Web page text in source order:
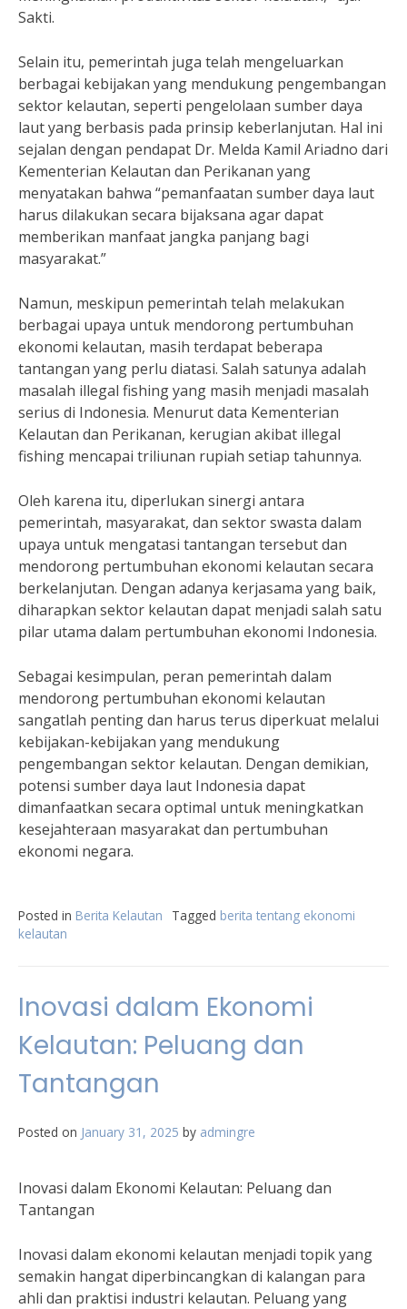
Sakti.
Selain itu, pemerintah juga telah mengeluarkan
berbagai kebijakan yang mendukung pengembangan
sektor kelautan, seperti pengelolaan sumber daya
laut yang berbasis pada prinsip keberlanjutan. Hal ini
sejalan dengan pendapat Dr. Melda Kamil Ariadno dari
Kementerian Kelautan dan Perikanan yang
menyatakan bahwa “pemanfaatan sumber daya laut
harus dilakukan secara bijaksana agar dapat
memberikan manfaat jangka panjang bagi
masyarakat.”
Namun, meskipun pemerintah telah melakukan
berbagai upaya untuk mendorong pertumbuhan
ekonomi kelautan, masih terdapat beberapa
tantangan yang perlu diatasi. Salah satunya adalah
masalah illegal fishing yang masih menjadi masalah
serius di Indonesia. Menurut data Kementerian
Kelautan dan Perikanan, kerugian akibat illegal
fishing mencapai triliunan rupiah setiap tahunnya.
Oleh karena itu, diperlukan sinergi antara
pemerintah, masyarakat, dan sektor swasta dalam
upaya untuk mengatasi tantangan tersebut dan
mendorong pertumbuhan ekonomi kelautan secara
berkelanjutan. Dengan adanya kerjasama yang baik,
diharapkan sektor kelautan dapat menjadi salah satu
pilar utama dalam pertumbuhan ekonomi Indonesia.
Sebagai kesimpulan, peran pemerintah dalam
mendorong pertumbuhan ekonomi kelautan
sangatlah penting dan harus terus diperkuat melalui
kebijakan-kebijakan yang mendukung
pengembangan sektor kelautan. Dengan demikian,
potensi sumber daya laut Indonesia dapat
dimanfaatkan secara optimal untuk meningkatkan
kesejahteraan masyarakat dan pertumbuhan
ekonomi negara.
Posted in Berita Kelautan Tagged berita tentang ekonomi
kelautan
Inovasi dalam Ekonomi
Kelautan: Peluang dan
Tantangan
Posted on January 31, 2025 by admingre
Inovasi dalam Ekonomi Kelautan: Peluang dan
Tantangan
Inovasi dalam ekonomi kelautan menjadi topik yang
semakin hangat diperbincangkan di kalangan para
ahli dan praktisi industri kelautan. Peluang yang